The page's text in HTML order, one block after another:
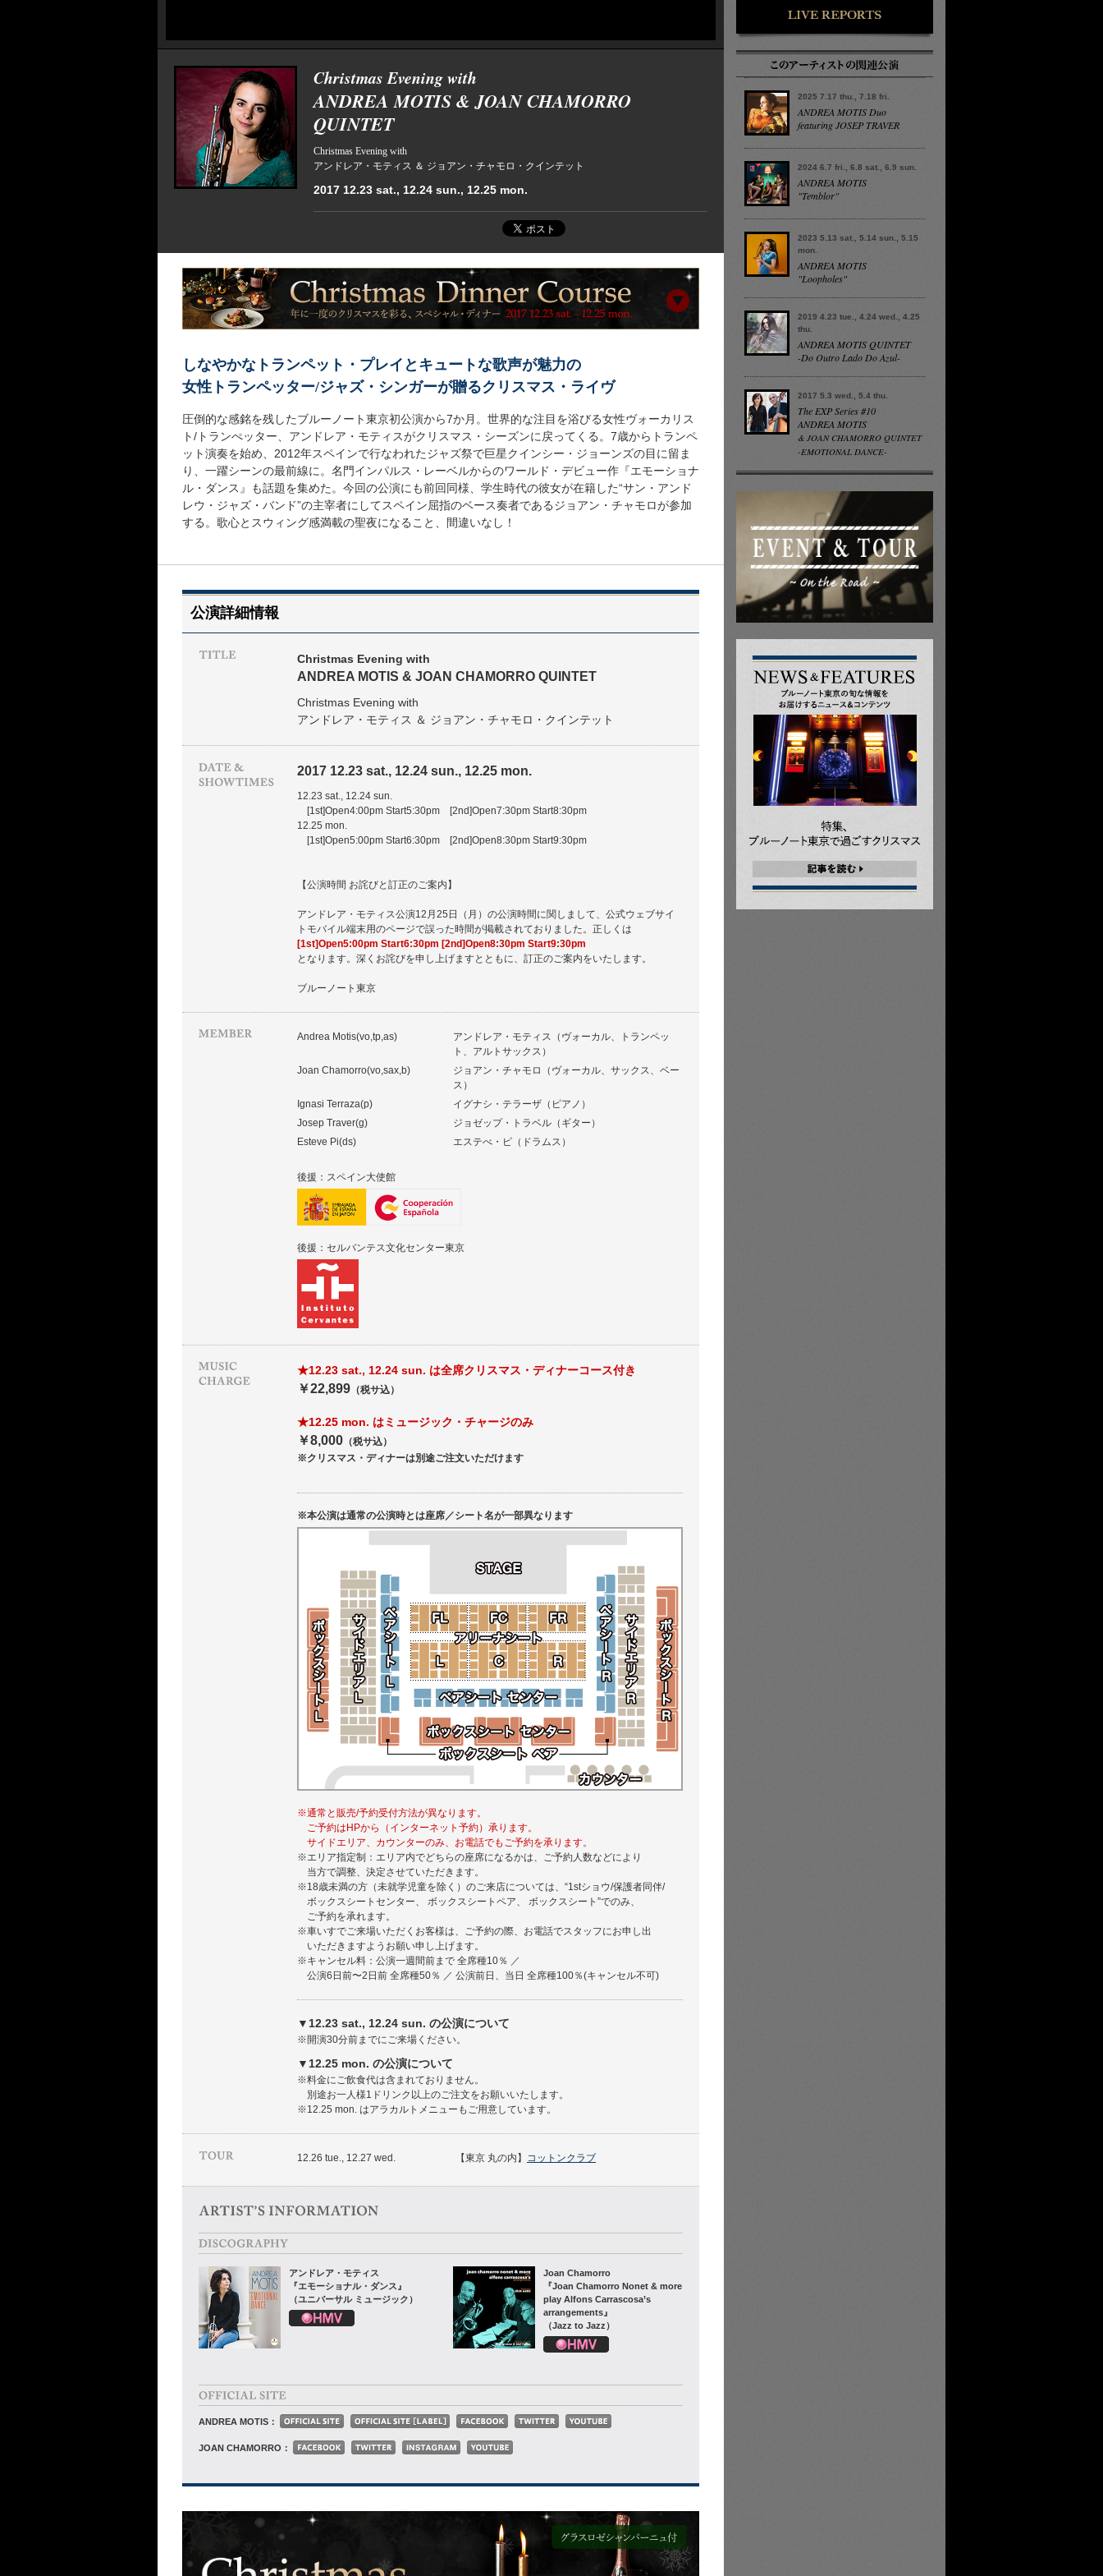
Christmas Evening with
ANDREA MOTIS & JOAN CHAMORRO
QUINTET
Christmas Evening with
アンドレア・モティス ＆ ジョアン・チャモロ・クインテット
2017 12.23 sat., 12.24 sun., 12.25 mon.
しなやかなトランペット・プレイとキュートな歌声が魅力の
女性トランペッター/ジャズ・シンガーが贈るクリスマス・ライヴ
圧倒的な感銘を残したブルーノート東京初公演から7か月。世界的な注目を浴びる女性ヴォーカリス
ト/トランぺッター、アンドレア・モティスがクリスマス・シーズンに戻ってくる。7歳からトランペ
ット演奏を始め、2012年スペインで行なわれたジャズ祭で巨星クインシー・ジョーンズの目に留ま
り、一躍シーンの最前線に。名門インパルス・レーベルからのワールド・デビュー作『エモーショナ
ル・ダンス』も話題を集めた。今回の公演にも前回同様、学生時代の彼女が在籍した“サン・アンド
レウ・ジャズ・バンド”の主宰者にしてスペイン屈指のベース奏者であるジョアン・チャモロが参加
する。歌心とスウィング感満載の聖夜になること、間違いなし！
公演詳細情報
Christmas Evening with
ANDREA MOTIS & JOAN CHAMORRO QUINTET
Christmas Evening with
アンドレア・モティス ＆ ジョアン・チャモロ・クインテット
2017 12.23 sat., 12.24 sun., 12.25 mon.
12.23 sat., 12.24 sun.
[1st]Open4:00pm Start5:30pm [2nd]Open7:30pm Start8:30pm
12.25 mon.
[1st]Open5:00pm Start6:30pm [2nd]Open8:30pm Start9:30pm
【公演時間 お詫びと訂正のご案内】
アンドレア・モティス公演12月25日（月）の公演時間に関しまして、公式ウェブサイ
トモバイル端末用のページで誤った時間が掲載されておりました。正しくは
[1st]Open5:00pm Start6:30pm [2nd]Open8:30pm Start9:30pm
となります。深くお詫びを申し上げますとともに、訂正のご案内をいたします。
ブルーノート東京
Andrea Motis(vo,tp,as)
アンドレア・モティス（ヴォーカル、トランペッ
ト、アルトサックス）
Joan Chamorro(vo,sax,b)
ジョアン・チャモロ（ヴォーカル、サックス、ベー
ス）
Ignasi Terraza(p)
イグナシ・テラーザ（ピアノ）
Josep Traver(g)
ジョゼップ・トラベル（ギター）
Esteve Pi(ds)
エステべ・ピ（ドラムス）
後援：スペイン大使館
後援：セルバンテス文化センター東京
★12.23 sat., 12.24 sun. は全席クリスマス・ディナーコース付き
￥22,899 （税サ込）
★12.25 mon. はミュージック・チャージのみ
￥8,000 （税サ込）
※クリスマス・ディナーは別途ご注文いただけます
※本公演は通常の公演時とは座席／シート名が一部異なります
※通常と販売/予約受付方法が異なります。
ご予約はHPから（インターネット予約）承ります。
サイドエリア、カウンターのみ、お電話でもご予約を承ります。
※エリア指定制：エリア内でどちらの座席になるかは、ご予約人数などにより
当方で調整、決定させていただきます。
※18歳未満の方（未就学児童を除く）のご来店については、“1stショウ/保護者同伴/
ボックスシートセンター、 ボックスシートペア、 ボックスシート”でのみ、
ご予約を承れます。
※車いすでご来場いただくお客様は、ご予約の際、お電話でスタッフにお申し出
いただきますようお願い申し上げます。
※キャンセル料：公演一週間前まで 全席種10％ ／
公演6日前〜2日前 全席種50％ ／ 公演前日、当日 全席種100％(キャンセル不可)
▼12.23 sat., 12.24 sun. の公演について
※開演30分前までにご来場ください。
▼12.25 mon. の公演について
※料金にご飲食代は含まれておりません。
別途お一人様1ドリンク以上のご注文をお願いいたします。
※12.25 mon. はアラカルトメニューもご用意しています。
12.26 tue., 12.27 wed. 【東京 丸の内】 コットンクラブ
アンドレア・モティス
『エモーショナル・ダンス』
（ユニバーサル ミュージック）
Joan Chamorro
『Joan Chamorro Nonet & more
play Alfons Carrascosa’s
arrangements』
（Jazz to Jazz）
ANDREA MOTIS：
JOAN CHAMORRO：
2025 7.17 thu., 7.18 fri.
ANDREA MOTIS Duo
featuring JOSEP TRAVER
2024 6.7 fri., 6.8 sat., 6.9 sun.
ANDREA MOTIS
"Temblor"
2023 5.13 sat., 5.14 sun., 5.15
mon.
ANDREA MOTIS
"Loopholes"
2019 4.23 tue., 4.24 wed., 4.25
thu.
ANDREA MOTIS QUINTET
-Do Outro Lado Do Azul-
2017 5.3 wed., 5.4 thu.
The EXP Series #10
ANDREA MOTIS
& JOAN CHAMORRO QUINTET
-EMOTIONAL DANCE-